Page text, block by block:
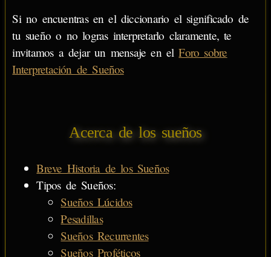
Si no encuentras en el diccionario el significado de
tu sueño o no logras interpretarlo claramente, te
invitamos a dejar un mensaje en elForo sobre
Interpretación de Sueños
Acerca de los sueños
Breve Historia de los Sueños
Tipos de Sueños:
Sueños Lúcidos
Pesadillas
Sueños Recurrentes
Sueños Proféticos